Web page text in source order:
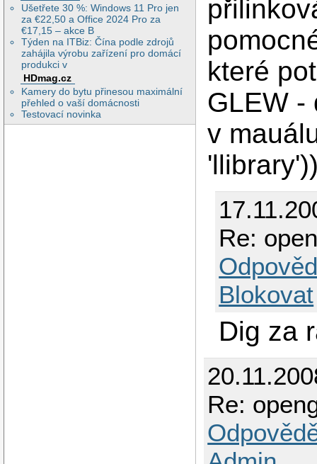
Ušetřete 30 %: Windows 11 Pro jen
za €22,50 a Office 2024 Pro za
€17,15 – akce B
Týden na ITBiz: Čína podle zdrojů
zahájila výrobu zařízení pro domácí
produkci v
HDmag.cz
Kamery do bytu přinesou maximální
přehled o vaší domácnosti
Testovací novinka
které
GLEW -
v
Re:
Blokovat
Dig za
Re: